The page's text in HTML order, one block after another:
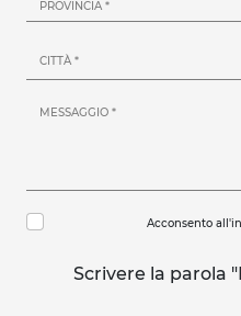
Acconsento
Scrivere la parola